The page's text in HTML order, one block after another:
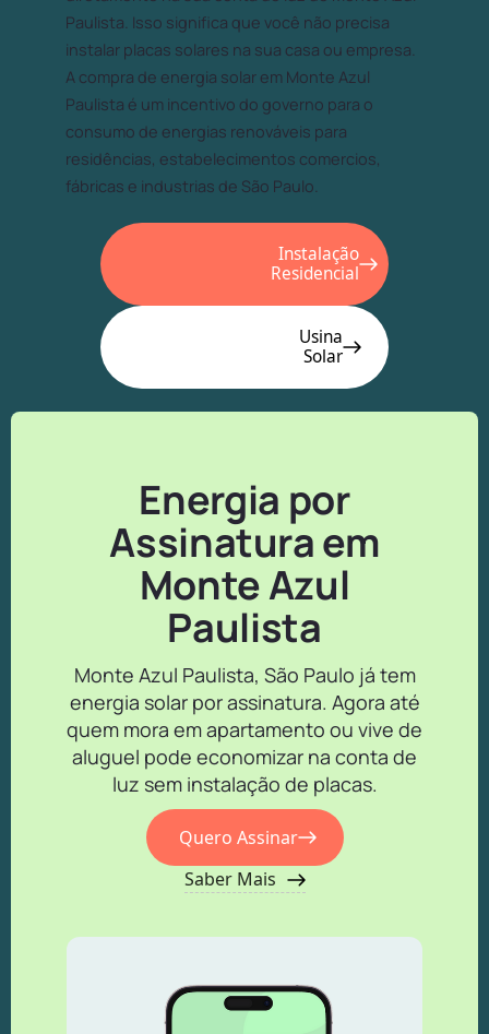
Paulista. Isso significa que você não precisa
instalar placas solares na sua casa ou empresa.
A compra de energia solar em Monte Azul
Paulista é um incentivo do governo para o
consumo de energias renováveis para
residências, estabelecimentos comercios,
fábricas e industrias de São Paulo.
Instalação
Residencial
Usina
Solar
Energia por
Assinatura em
Monte Azul
Paulista
Monte Azul Paulista, São Paulo já tem
energia solar por assinatura. Agora até
quem mora em apartamento ou vive de
aluguel pode economizar na conta de
luz sem instalação de placas.
Quero Assinar
Saber Mais